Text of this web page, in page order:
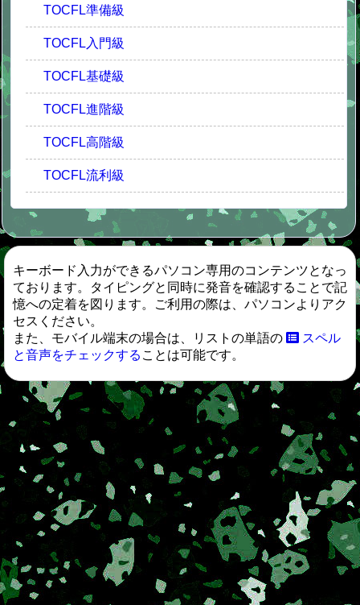
TOCFL準備級
TOCFL入門級
TOCFL基礎級
TOCFL進階級
TOCFL高階級
TOCFL流利級
キーボード入力ができるパソコン専用のコンテンツとなっ
ております。タイピングと同時に発音を確認することで記
憶への定着を図ります。ご利用の際は、パソコンよりアク
セスください。
また、モバイル端末の場合は、リストの単語の
スペル
と音声をチェックする ことは可能です。